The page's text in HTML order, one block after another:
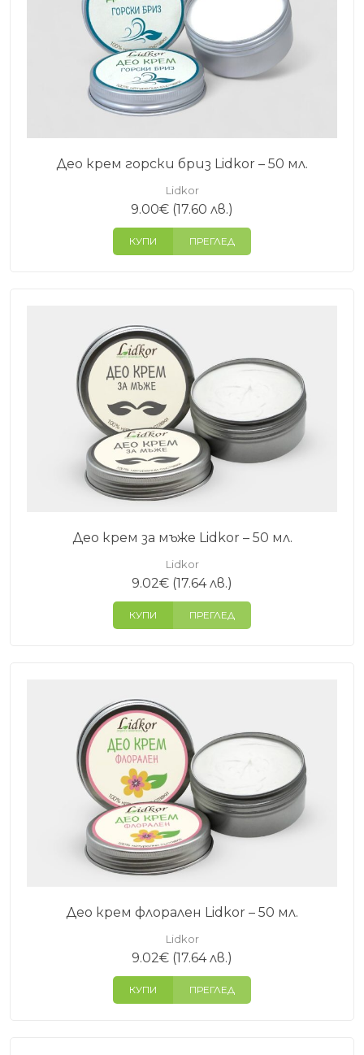
Део крем горски бриз Lidkor – 50 мл.
Lidkor
9.00€ (17.60 лв.)
КУПИ ПРЕГЛЕД
Део крем за мъже Lidkor – 50 мл.
Lidkor
9.02€ (17.64 лв.)
КУПИ ПРЕГЛЕД
Део крем флорален Lidkor – 50 мл.
Lidkor
9.02€ (17.64 лв.)
КУПИ ПРЕГЛЕД